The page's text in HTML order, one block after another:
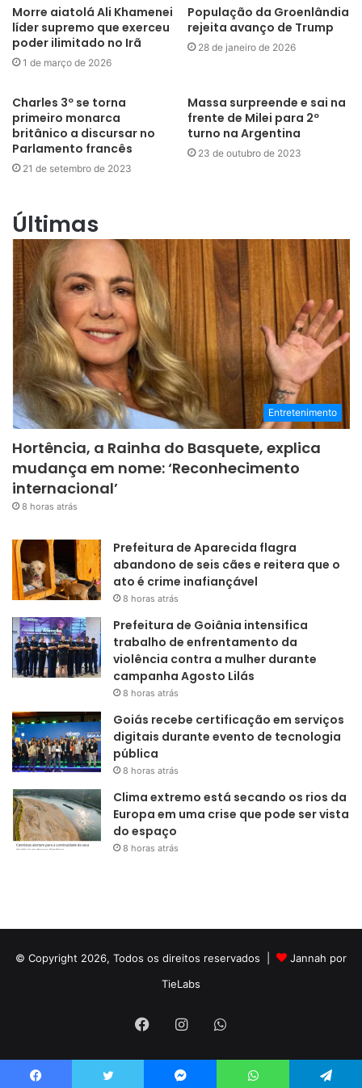
Morre aiatolá Ali Khamenei
líder supremo que exerceu
poder ilimitado no Irã
1 de março de 2026
População da Groenlândia
rejeita avanço de Trump
28 de janeiro de 2026
Charles 3º se torna
primeiro monarca
britânico a discursar no
Parlamento francês
21 de setembro de 2023
Massa surpreende e sai na
frente de Milei para 2º
turno na Argentina
23 de outubro de 2023
Últimas
Entretenimento
Hortência, a Rainha do Basquete, explica
mudança em nome: ‘Reconhecimento
internacional’
8 horas atrás
Prefeitura de Aparecida flagra
abandono de seis cães e reitera que o
ato é crime inafiançável
8 horas atrás
Prefeitura de Goiânia intensifica
trabalho de enfrentamento da
violência contra a mulher durante
campanha Agosto Lilás
8 horas atrás
Goiás recebe certificação em serviços
digitais durante evento de tecnologia
pública
8 horas atrás
Clima extremo está secando os rios da
Europa em uma crise que pode ser vista
do espaço
8 horas atrás
© Copyright 2026, Todos os direitos reservados |
Jannah por
TieLabs
FacebookInstagramWhatsApp